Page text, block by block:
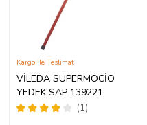
VİLEDA SUPERMOCİO
YEDEK SAP 139221
(1)
Kargo ile Teslimat